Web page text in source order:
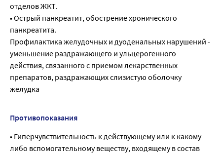
отделов ЖКТ.
• Острый панкреатит, обострение хронического
панкреатита.
Профилактика желудочных и дуоденальных нарушений -
уменьшение раздражающего и ульцерогенного
действия, связанного с приемом лекарственных
препаратов, раздражающих слизистую оболочку
желудка
Противопоказания
• Гиперчувствительность к действующему или к какому-
либо вспомогательному веществу, входящему в состав